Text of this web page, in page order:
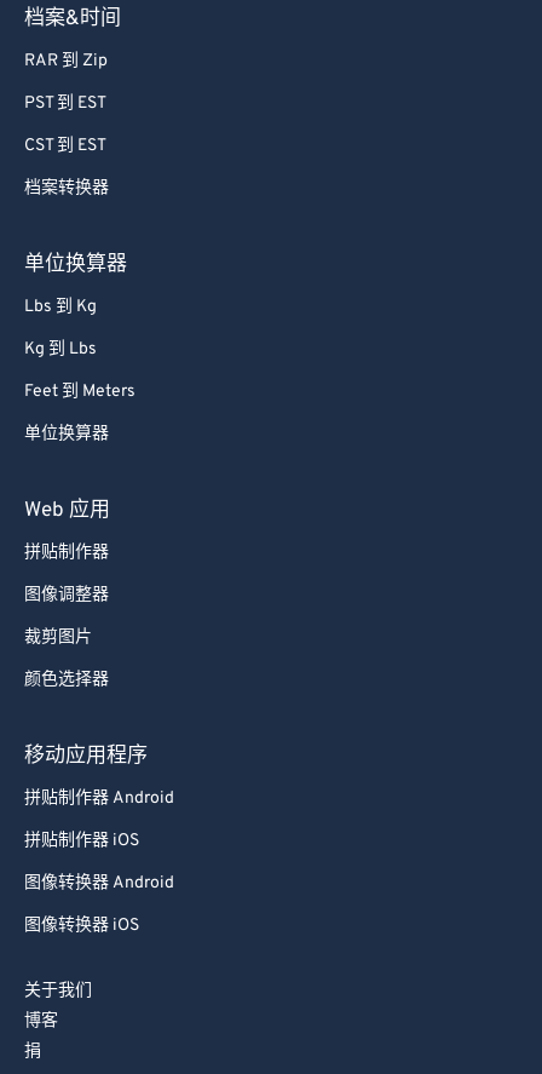
档案&时间
RAR 到 Zip
PST 到 EST
CST 到 EST
档案转换器
单位换算器
Lbs 到 Kg
Kg 到 Lbs
Feet 到 Meters
单位换算器
Web 应用
拼贴制作器
图像调整器
裁剪图片
颜色选择器
移动应用程序
拼贴制作器 Android
拼贴制作器 iOS
图像转换器 Android
图像转换器 iOS
关于我们
博客
捐